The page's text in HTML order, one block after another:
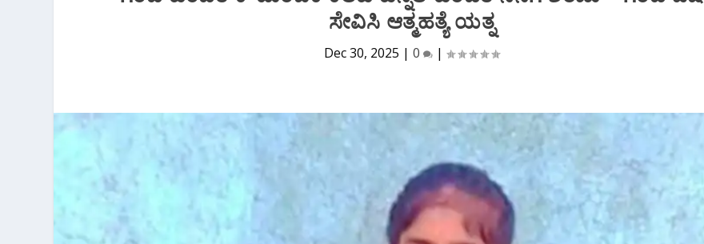
ಸೇವಿಸಿ ಆತ್ಮಹತ್ಯೆ ಯತ್ನ
Dec 30, 2025 |0 |